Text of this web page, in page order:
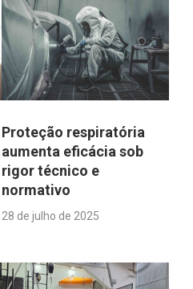
Proteção respiratória
aumenta eficácia sob
rigor técnico e
normativo
28 de julho de 2025